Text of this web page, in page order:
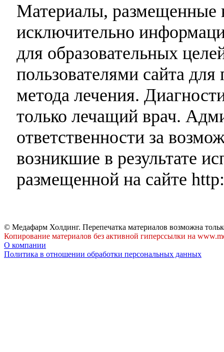
Материалы, размещенные
исключительно
для образовательных
пользователями сайта
метода лечения.
только лечащий врач.
ответственности за
возникшие в результате
размещенной на сайте
© Медафарм Холдинг. Перепечатка материалов возможна
Копирование материалов без активной гиперссылки на
О компании
Политика в отношении обработки персональных данных